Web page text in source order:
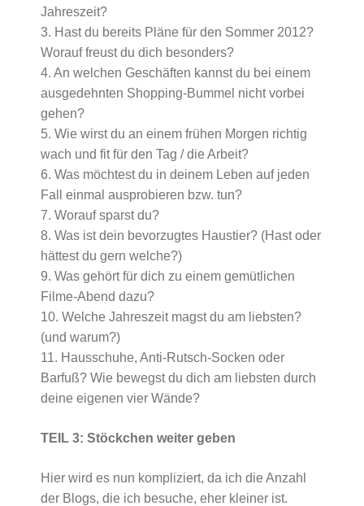
Jahreszeit?
3. Hast du bereits Pläne für den Sommer 2012?
Worauf freust du dich besonders?
4. An welchen Geschäften kannst du bei einem
ausgedehnten Shopping-Bummel nicht vorbei
gehen?
5. Wie wirst du an einem frühen Morgen richtig
wach und fit für den Tag / die Arbeit?
6. Was möchtest du in deinem Leben auf jeden
Fall einmal ausprobieren bzw. tun?
7. Worauf sparst du?
8. Was ist dein bevorzugtes Haustier? (Hast oder
hättest du gern welche?)
9. Was gehört für dich zu einem gemütlichen
Filme-Abend dazu?
10. Welche Jahreszeit magst du am liebsten?
(und warum?)
11. Hausschuhe, Anti-Rutsch-Socken oder
Barfuß? Wie bewegst du dich am liebsten durch
deine eigenen vier Wände?
TEIL 3: Stöckchen weiter geben
Hier wird es nun kompliziert, da ich die Anzahl
der Blogs, die ich besuche, eher kleiner ist.